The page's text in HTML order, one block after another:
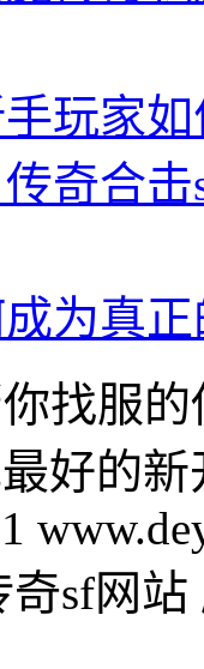
玩家
奇合
为真
找服
好的
奇sf网